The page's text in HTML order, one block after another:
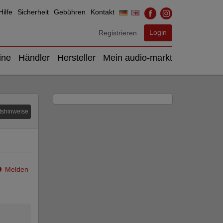
Sicherheit Gebühren Kontakt
Registrieren Login
Händler Hersteller Mein audio-markt
Melden